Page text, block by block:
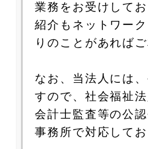
業務をお受けして
紹介もネットワー
りのことがあれば
なお、当法人には
すので、社会福祉
会計士監査等の公
事務所で対応してお